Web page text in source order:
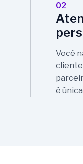
02
Você
cliente
é